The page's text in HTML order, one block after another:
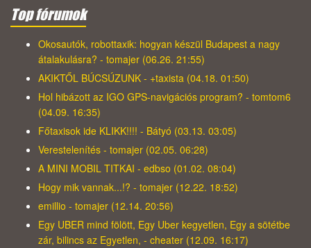
Top fórumok
Okosautók, robottaxik: hogyan készül Budapest a nagy
átalakulásra? - tomajer (06.26. 21:55)
AKIKTŐL BÚCSÚZUNK - +taxista (04.18. 01:50)
Hol hibázott az IGO GPS-navigációs program? - tomtom6
(04.09. 16:35)
Főtaxisok ide KLIKK!!!! - Bátyó (03.13. 03:05)
Verestelenítés - tomajer (02.05. 06:28)
A MINI MOBIL TITKAI - edbso (01.02. 08:04)
Hogy mik vannak...!? - tomajer (12.22. 18:52)
emillio - tomajer (12.14. 20:56)
Egy UBER mind fölött, Egy Uber kegyetlen, Egy a sötétbe
zár, bilincs az Egyetlen, - cheater (12.09. 16:17)